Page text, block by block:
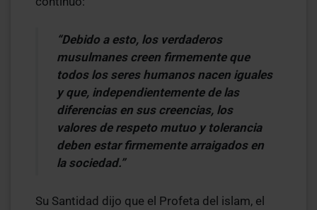
“Debido a esto, los verdaderos
musulmanes creen firmemente que
todos los seres humanos nacen iguales
y que, independientemente de las
diferencias en sus creencias, los
valores de respeto mutuo y tolerancia
deben estar firmemente arraigados en
la sociedad.”
Su Santidad dijo que el Profeta del islam, el